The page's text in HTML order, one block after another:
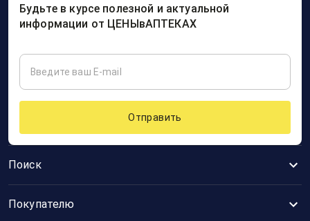
Поиск
Покупателю
Будьте в курсе полезной и актуальной
информации от ЦЕНЫвАПТЕКАХ
Отправить